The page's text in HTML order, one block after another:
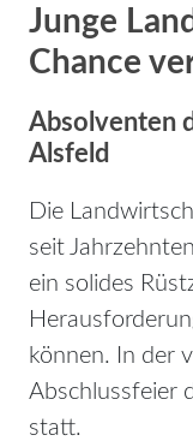
Junge
Chance
Absolventen
Alsfeld
Die
seit
ein solides
können. In der
Abschlussfeier
statt.